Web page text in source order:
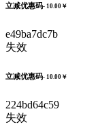
立减优惠码- 10.00￥
e49ba7dc7b
失效
立减优惠码- 10.00￥
224bd64c59
失效